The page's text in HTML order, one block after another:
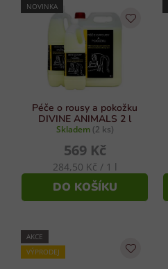
NOVINKA
Péče o rousy a pokožku
DIVINE ANIMALS 2 l
Skladem (2 ks)
569 Kč
Měrná
cena:
284,50 Kč / 1 l
DO KOŠÍKU
AKCE
VÝPRODEJ